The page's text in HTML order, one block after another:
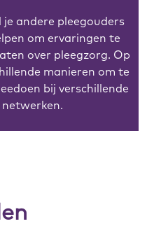
je andere pleegouders
om ervaringen te
over pleegzorg. Op
manieren om te
bij verschillende